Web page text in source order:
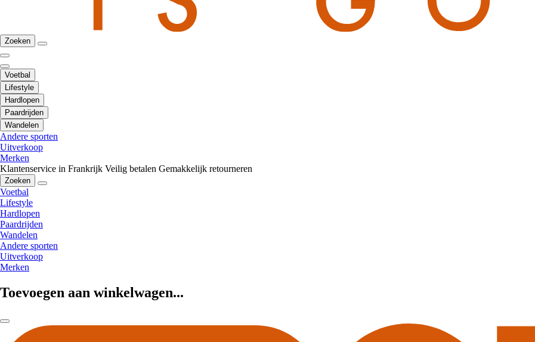
Zoeken
Voetbal
Lifestyle
Hardlopen
Paardrijden
Wandelen
Andere sporten
Uitverkoop
Merken
Klantenservice in Frankrijk Veilig betalen Gemakkelijk retourneren
Zoeken
Voetbal
Lifestyle
Hardlopen
Paardrijden
Wandelen
Andere sporten
Uitverkoop
Merken
Toevoegen aan winkelwagen...